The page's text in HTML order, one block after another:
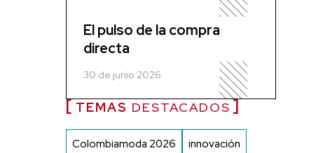
El pulso de la compra
directa
30 de junio 2026
TEMAS DESTACADOS
Colombiamoda 2026 innovación